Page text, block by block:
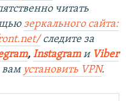
читать
зеркального сайта:
следите за
, Instagram и Viber
вам установить VPN.